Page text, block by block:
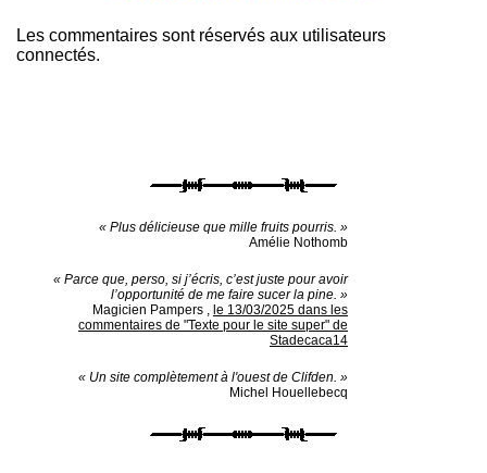
Les commentaires sont réservés aux utilisateurs
connectés.
« Plus délicieuse que mille fruits pourris. »
Amélie Nothomb
« Parce que, perso, si j’écris, c’est juste pour avoir
l’opportunité de me faire sucer la pine. »
Magicien Pampers , le 13/03/2025 dans les
commentaires de "Texte pour le site super" de
Stadecaca14
« Un site complètement à l'ouest de Clifden. »
Michel Houellebecq